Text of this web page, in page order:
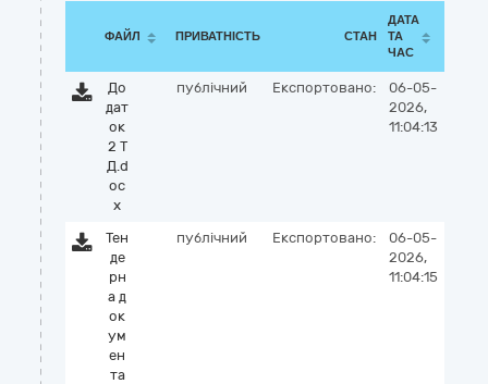
ФАЙЛ ПРИВАТНІСТЬ СТАН
ДАТА
ТА
ЧАС
До
дат
ок
2 Т
Д.d
oc
x
публічний Експортовано:
06-05-
2026,
11:04:13
Тен
де
рн
а д
ок
ум
ен
та
публічний Експортовано:
06-05-
2026,
11:04:15